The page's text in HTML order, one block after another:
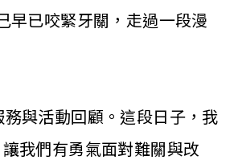
早已咬緊牙關，走過一段漫
務與活動回顧。這段日子，我
我們有勇氣面對難關與改